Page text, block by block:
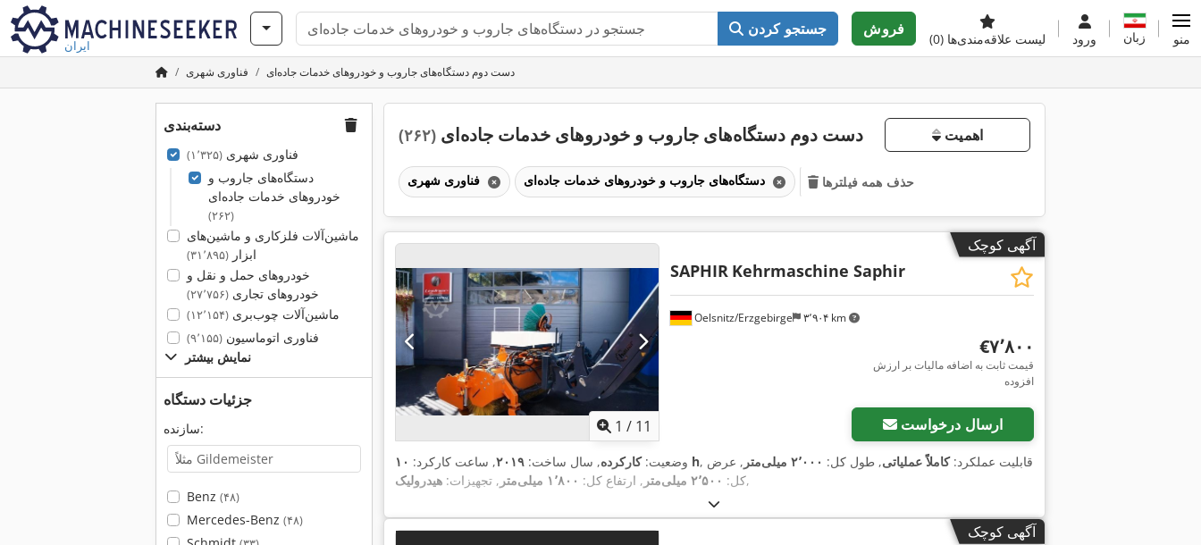
ایران
جستجو کردن فروش
لیست علاقه‌مندی‌ها (0) ورود زبان منو
فناوری شهری دست دوم دستگاه‌های جاروب و خودروهای خدمات جاده‌ای
دسته‌بندی
فناوری شهری(۱٬۳۲۵)
دستگاه‌های جاروب و
خودروهای خدمات جاده‌ای
(۲۶۲)
ماشین‌آلات فلزکاری و ماشین‌های
ابزار(۳۱٬۸۹۵)
خودروهای حمل و نقل و
خودروهای تجاری(۲۷٬۷۵۶)
ماشین‌آلات چوب‌بری(۱۲٬۱۵۴)
فناوری اتوماسیون(۹٬۱۵۵)
نمایش بیشتر
جزئیات دستگاه
سازنده:
Benz (۴۸)
Mercedes-Benz (۴۸)
دست دوم دستگاه‌های جاروب و خودروهای خدمات جاده‌ای (۲۶۲) اهمیت
فناوری شهری دستگاه‌های جاروب و خودروهای خدمات جاده‌ای حذف همه فیلترها
آگهی کوچک
1 / 11
Oelsnitz/Erzgebirge ۳٬۹۰۴ km
SAPHIR Kehrmaschine Saphir
‎€۷٬۸۰۰
قیمت ثابت به اضافه مالیات بر ارزش
افزوده
ارسال درخواست
وضعیت:کارکرده, سال ساخت: ۲۰۱۹, ساعت کارکرد: ۱۰ h , قابلیت عملکرد:کاملاً عملیاتی, طول کل: ۲٬۰۰۰ میلی‌متر
, عرض
کل: ۲٬۵۰۰ میلی‌متر , ارتفاع کل: ۱٬۸۰۰ میلی‌متر , تجهیزات: هیدرولیک ,
آگهی کوچک